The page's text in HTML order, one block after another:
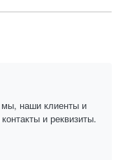
мы, наши клиенты и
и реквизиты.